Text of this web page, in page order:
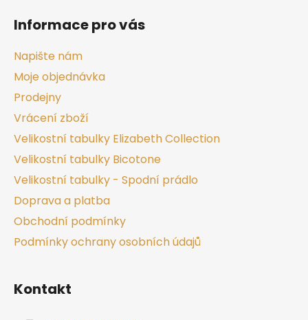
Informace pro vás
Napište nám
Moje objednávka
Prodejny
Vrácení zboží
Velikostní tabulky Elizabeth Collection
Velikostní tabulky Bicotone
Velikostní tabulky - Spodní prádlo
Doprava a platba
Obchodní podmínky
Podmínky ochrany osobních údajů
Kontakt